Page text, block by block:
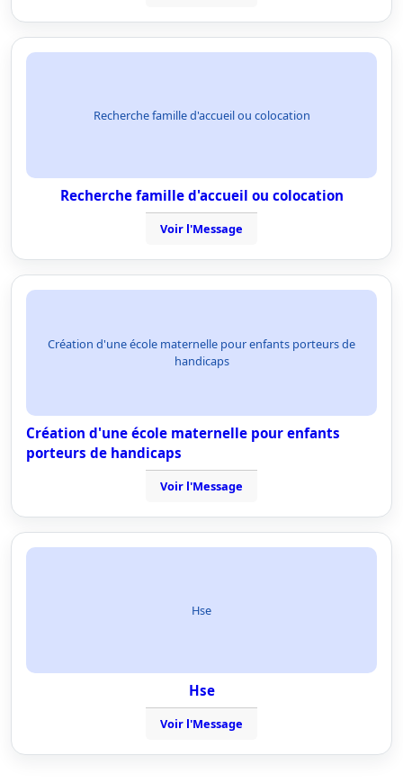
Recherche famille d'accueil ou colocation
Recherche famille d'accueil ou colocation
Voir l'Message
Création d'une école maternelle pour enfants porteurs de
handicaps
Création d'une école maternelle pour enfants
porteurs de handicaps
Voir l'Message
Hse
Hse
Voir l'Message